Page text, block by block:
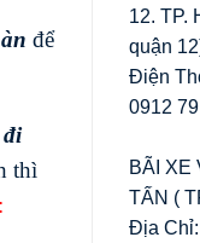
để
đi
thì
12. TP.
quận
Điện
0912
BÃI XE
TẤN (
Địa Chỉ: